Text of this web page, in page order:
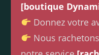
[boutique
Donnez votre
Nous